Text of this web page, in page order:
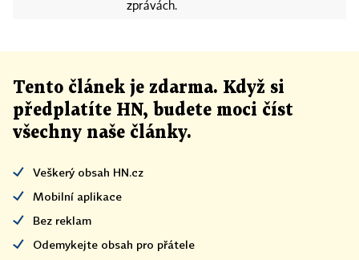
zprávách.
Tento článek je zdarma. Když si
předplatíte HN, budete moci číst
všechny naše články.
Veškerý obsah HN.cz
Mobilní aplikace
Bez reklam
Odemykejte obsah pro přátele